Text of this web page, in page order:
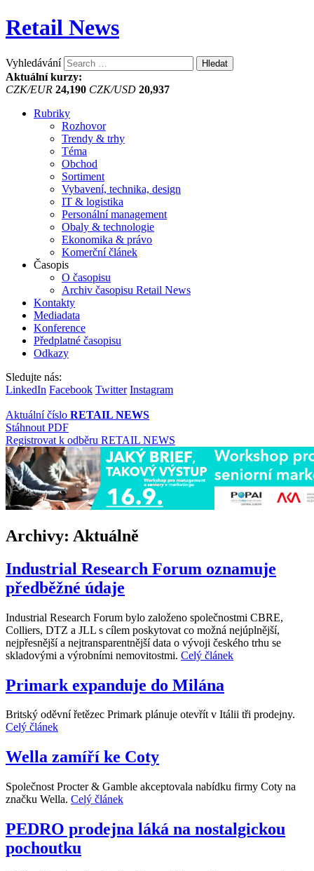
Retail News
Vyhledávání
Aktuální kurzy:
CZK/EUR 24,190 CZK/USD 20,937
Rubriky
Rozhovor
Trendy & trhy
Téma
Obchod
Sortiment
Vybavení, technika, design
IT & logistika
Personální management
Obaly & technologie
Ekonomika & právo
Komerční článek
Časopis
O časopisu
Archiv časopisu Retail News
Kontakty
Mediadata
Konference
Předplatné časopisu
Odkazy
Sledujte nás:
LinkedIn Facebook Twitter Instagram
Aktuální číslo RETAIL NEWS
Stáhnout PDF
Registrovat k odběru RETAIL NEWS
Archivy: Aktuálně
Industrial Research Forum oznamuje
předběžné údaje
Industrial Research Forum bylo založeno společnostmi CBRE,
Colliers, DTZ a JLL s cílem poskytovat co možná nejúplnější,
nejpřesnější a nejtransparentnější data o vývoji českého trhu se
skladovými a výrobními nemovitostmi. Celý článek
Primark expanduje do Milána
Britský oděvní řetězec Primark plánuje otevřít v Itálii tři prodejny.
Celý článek
Wella zamíří ke Coty
Společnost Procter & Gamble akceptovala nabídku firmy Coty na
značku Wella. Celý článek
PEDRO prodejna láká na nostalgickou
pochoutku